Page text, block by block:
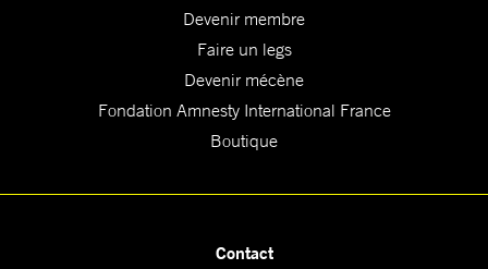
Devenir membre
Faire un legs
Devenir mécène
Fondation Amnesty International France
Boutique
Contact